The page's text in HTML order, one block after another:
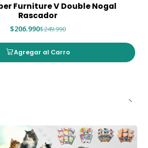
Furniture V Double Nogal
Rascador
$206.990$249.990
Agregar al Carro